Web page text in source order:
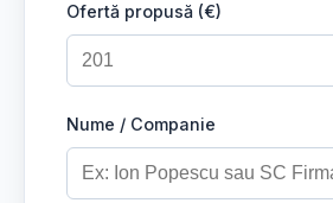
Ofertă propusă (€)
Nume / Companie